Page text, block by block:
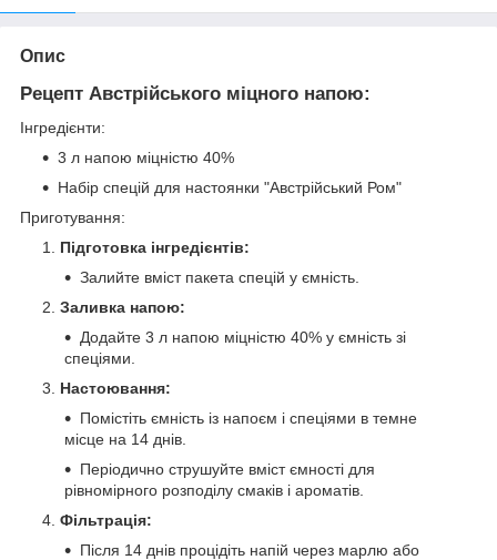
Опис
Рецепт Австрійського міцного напою:
Інгредієнти:
3 л напою міцністю 40%
Набір спецій для настоянки "Австрійський Ром"
Приготування:
Підготовка інгредієнтів:
Залийте вміст пакета спецій у ємність.
Заливка напою:
Додайте 3 л напою міцністю 40% у ємність зі
спеціями.
Настоювання:
Помістіть ємність із напоєм і спеціями в темне
місце на 14 днів.
Періодично струшуйте вміст ємності для
рівномірного розподілу смаків і ароматів.
Фільтрація:
Після 14 днів процідіть напій через марлю або